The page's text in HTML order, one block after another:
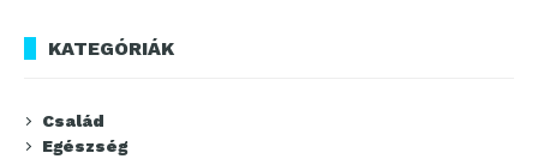
KATEGÓRIÁK
Család
Egészség